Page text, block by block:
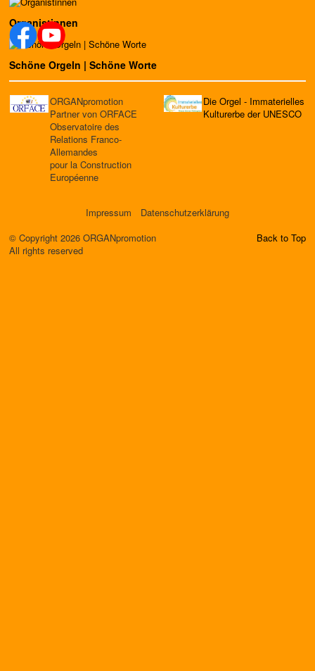
Organistinnen
Schöne Orgeln | Schöne Worte
ORGANpromotion
Partner von ORFACE
Observatoire des
Relations Franco-
Allemandes
pour la Construction
Européenne
Die Orgel - Immaterielles
Kulturerbe der UNESCO
Impressum
Datenschutzerklärung
© Copyright 2026 ORGANpromotion
All rights reserved
Back to Top